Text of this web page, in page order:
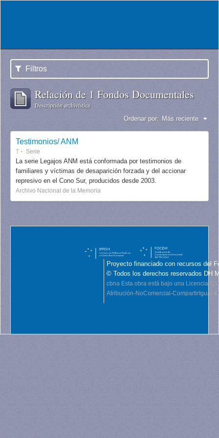
Filtros
Relación de 1 Fondos Documentales
Descripción archivística
Ordenar por: Más reciente
Testimonios/ ANM
T Serie
La serie Legajos ANM está conformada por testimonios de
familiares y víctimas de desaparición forzada y del accionar
represivo en el Cono Sur, producidos desde 2003.
Archivo Nacional de la Memoria
Proyecto financiado con recursos del
© Todos los derechos reservados DH
cbna Esta obra está bajo una Licencia
Atribución-NoComercial-CompartirIgual